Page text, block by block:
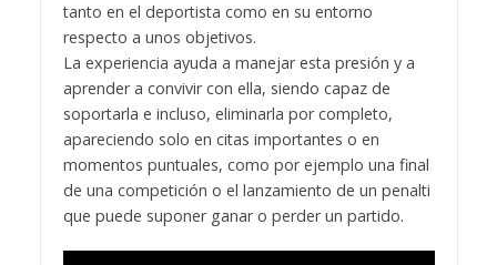
tanto en el deportista como en su entorno
respecto a unos objetivos.
La experiencia ayuda a manejar esta presión y a
aprender a convivir con ella, siendo capaz de
soportarla e incluso, eliminarla por completo,
apareciendo solo en citas importantes o en
momentos puntuales, como por ejemplo una final
de una competición o el lanzamiento de un penalti
que puede suponer ganar o perder un partido.